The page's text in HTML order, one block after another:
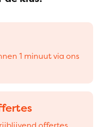
1 minuut via ons